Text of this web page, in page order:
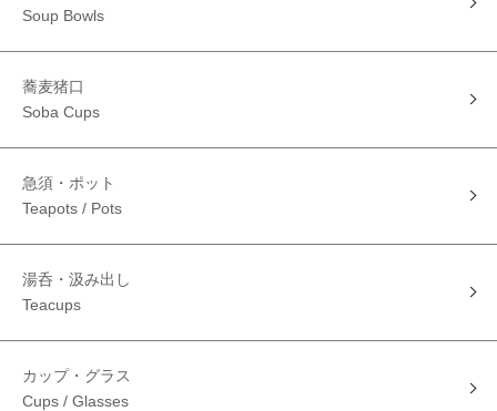
Soup Bowls
蕎麦猪口
Soba Cups
急須・ポット
Teapots / Pots
湯呑・汲み出し
Teacups
カップ・グラス
Cups / Glasses